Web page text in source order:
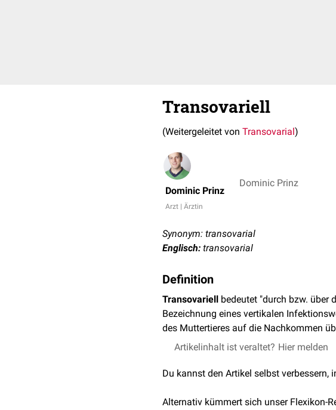
Transovariell
(Weitergeleitet von Transovarial)
Dominic Prinz
Arzt | Ärztin
Dominic Prinz
Synonym: transovarial
Englisch: transovarial
Definition
Transovariell bedeutet "durch bzw. über
Bezeichnung eines vertikalen
des Muttertieres auf die Nachkommen
Artikelinhalt ist veraltet? Hier melden
Du kannst den Artikel selbst verbessern,
Alternativ kümmert sich unser Flexikon-